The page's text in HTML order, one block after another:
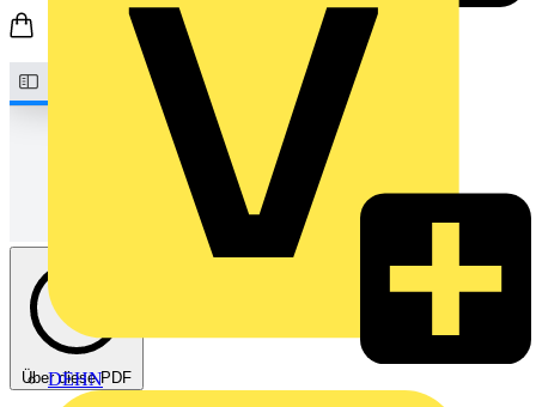
DEHN
Über diese PDF